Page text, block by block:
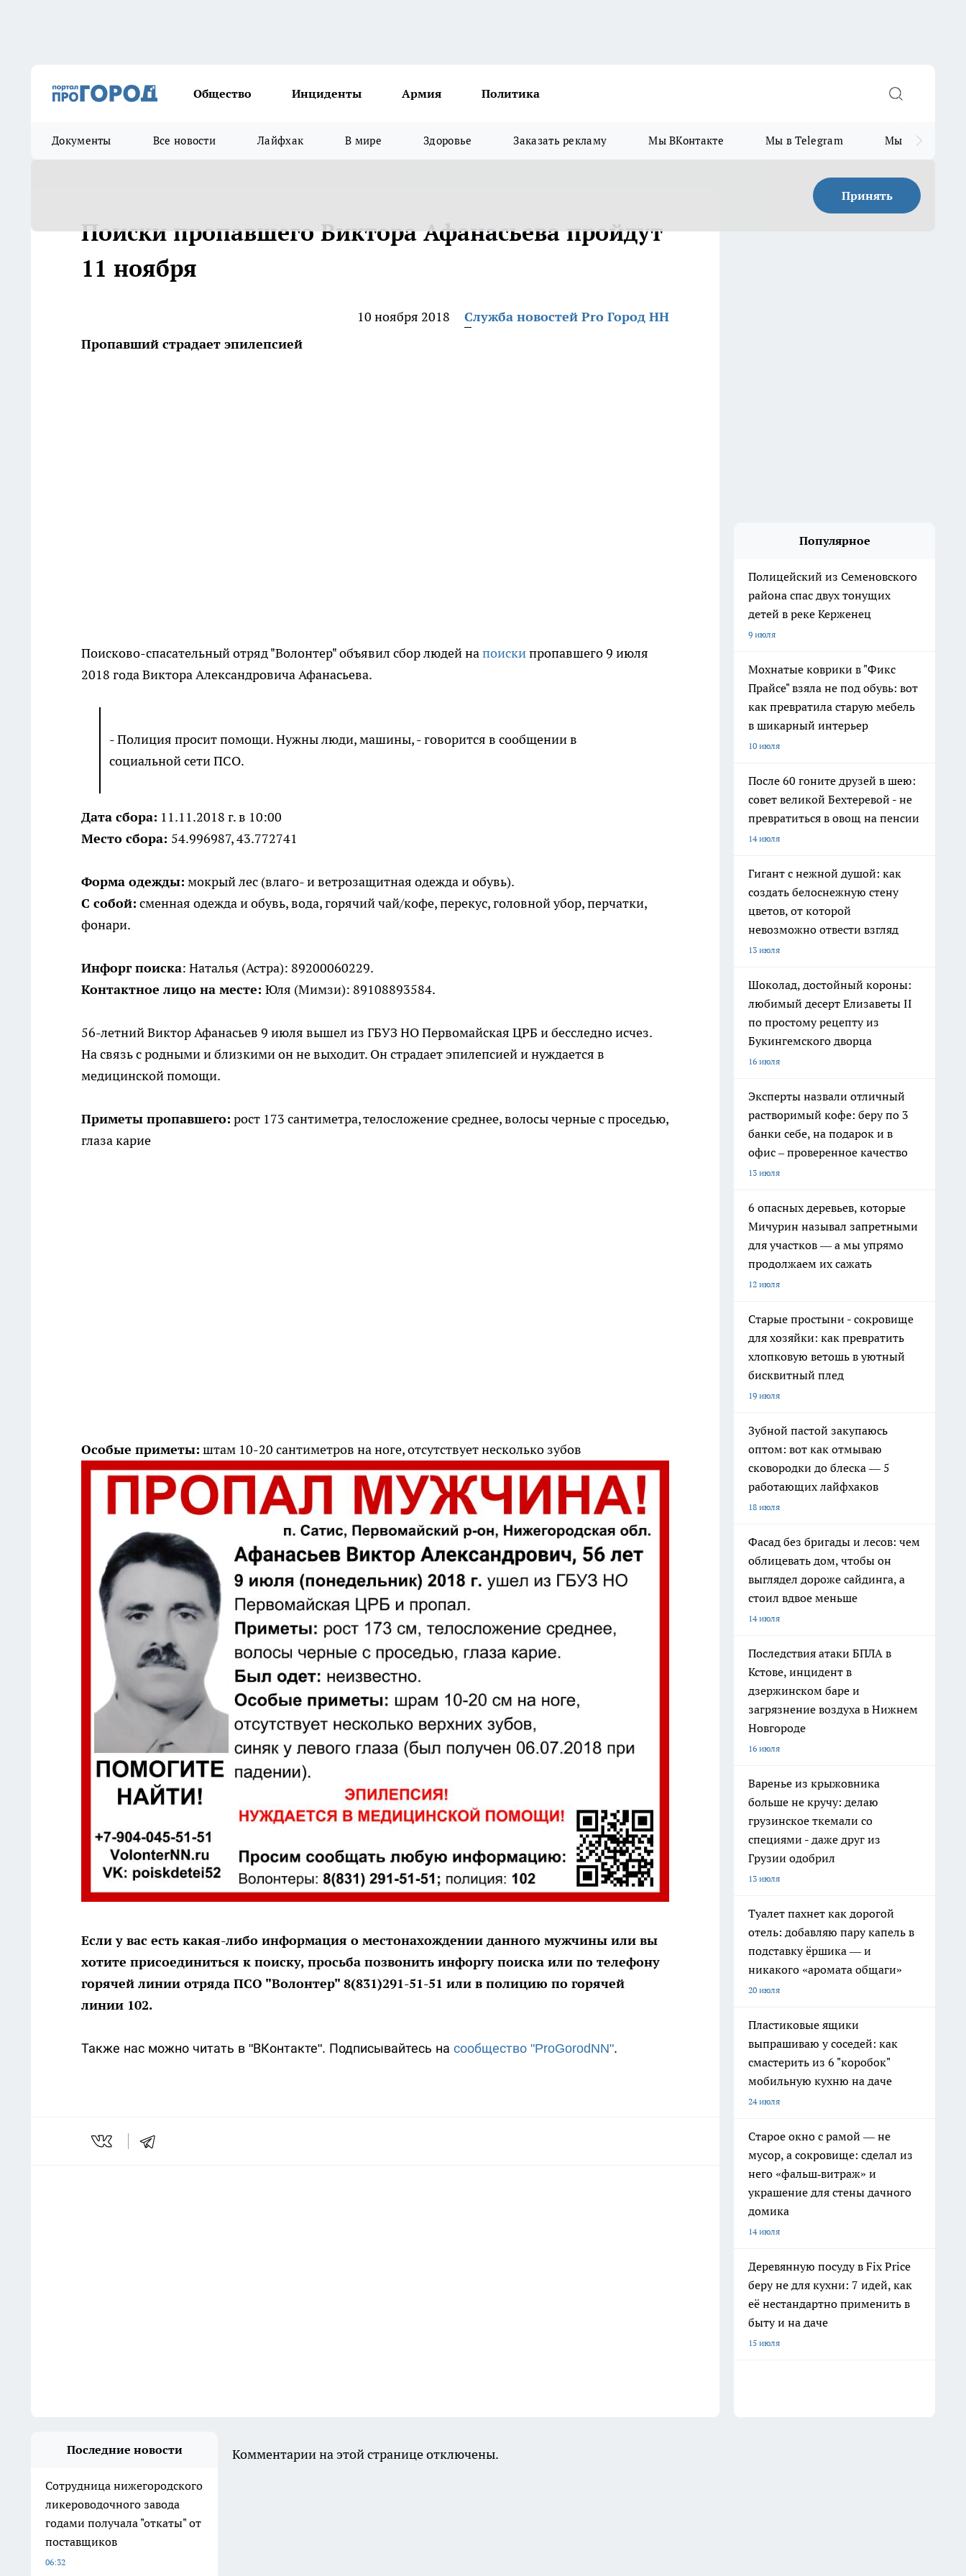
Общество Инциденты Армия Политика
Документы Все новости Лайфхак В мире Здоровье Заказать рекламу Мы ВКонтакте Мы в Telegram Мы в MAX
Принять
Поиски пропавшего Виктора Афанасьева пройдут
11 ноября
10 ноября 2018
Служба новостей Pro Город НН
Пропавший страдает эпилепсией
Поисково-спасательный отряд "Волонтер" объявил сбор людей напоискипропавшего 9 июля
2018 года Виктора Александровича Афанасьева.
- Полиция просит помощи. Нужны люди, машины, - говорится в сообщении в
социальной сети ПСО.
Дата сбора: 11.11.2018 г. в 10:00
Место сбора: 54.996987, 43.772741
Форма одежды: мокрый лес (влаго- и ветрозащитная одежда и обувь).
С собой: сменная одежда и обувь, вода, горячий чай/кофе, перекус, головной убор, перчатки,
фонари.
Инфорг поиска: Наталья (Астра): 89200060229.
Контактное лицо на месте: Юля (Мимзи): 89108893584.
56-летний Виктор Афанасьев 9 июля вышел из ГБУЗ НО Первомайская ЦРБ и бесследно исчез.
На связь с родными и близкими он не выходит. Он страдает эпилепсией и нуждается в
медицинской помощи.
Приметы пропавшего: рост 173 сантиметра, телосложение среднее, волосы черные с проседью,
глаза карие
Особые приметы: штам 10-20 сантиметров на ноге, отсутствует несколько зубов
Если у вас есть какая-либо информация о местонахождении данного мужчины или вы
хотите присоединиться к поиску, просьба позвонить инфоргу поиска или по телефону
горячей линии отряда ПСО "Волонтер" 8(831)291-51-51 или в полицию по горячей
линии 102.
Также нас можно читать в "ВКонтакте". Подписывайтесь на сообщество "ProGorodNN".
Популярное
Полицейский из Семеновского
района спас двух тонущих
детей в реке Керженец
9 июля
Мохнатые коврики в "Фикс
Прайсе" взяла не под обувь: вот
как превратила старую мебель
в шикарный интерьер
10 июля
После 60 гоните друзей в шею:
совет великой Бехтеревой - не
превратиться в овощ на пенсии
14 июля
Гигант с нежной душой: как
создать белоснежную стену
цветов, от которой
невозможно отвести взгляд
13 июля
Шоколад, достойный короны:
любимый десерт Елизаветы II
по простому рецепту из
Букингемского дворца
16 июля
Эксперты назвали отличный
растворимый кофе: беру по 3
банки себе, на подарок и в
офис – проверенное качество
13 июля
6 опасных деревьев, которые
Мичурин называл запретными
для участков — а мы упрямо
продолжаем их сажать
12 июля
Старые простыни - сокровище
для хозяйки: как превратить
хлопковую ветошь в уютный
бисквитный плед
19 июля
Зубной пастой закупаюсь
оптом: вот как отмываю
сковородки до блеска — 5
работающих лайфхаков
18 июля
Фасад без бригады и лесов: чем
облицевать дом, чтобы он
выглядел дороже сайдинга, а
стоил вдвое меньше
14 июля
Последствия атаки БПЛА в
Кстове, инцидент в
дзержинском баре и
загрязнение воздуха в Нижнем
Новгороде
16 июля
Варенье из крыжовника
больше не кручу: делаю
грузинское ткемали со
специями - даже друг из
Грузии одобрил
13 июля
Туалет пахнет как дорогой
отель: добавляю пару капель в
подставку ёршика — и
никакого «аромата общаги»
20 июля
Пластиковые ящики
выпрашиваю у соседей: как
смастерить из 6 "коробок"
мобильную кухню на даче
24 июля
Старое окно с рамой — не
мусор, а сокровище: сделал из
него «фальш‑витраж» и
украшение для стены дачного
домика
14 июля
Деревянную посуду в Fix Price
беру не для кухни: 7 идей, как
её нестандартно применить в
быту и на даче
15 июля
Последние новости
Сотрудница нижегородского
ликероводочного завода
годами получала "откаты" от
поставщиков
06:32
Комментарии на этой странице отключены.